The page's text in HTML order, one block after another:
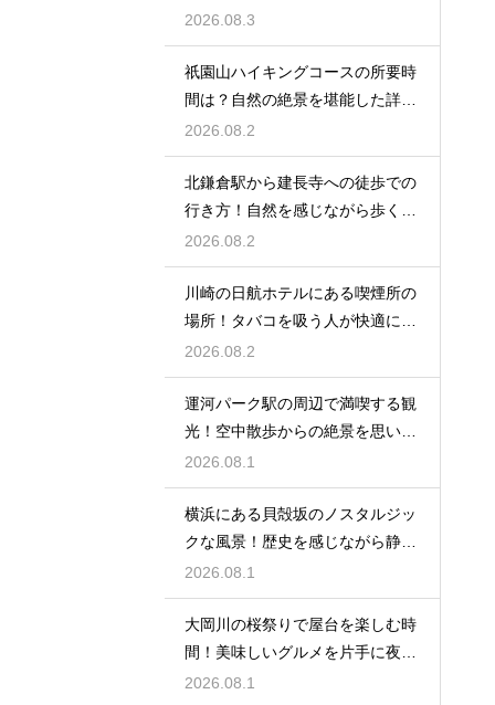
底レビュー
2026.08.3
祇園山ハイキングコースの所要時
間は？自然の絶景を堪能した詳細
レビュー
2026.08.2
北鎌倉駅から建長寺への徒歩での
行き方！自然を感じながら歩く癒
しの時間
2026.08.2
川崎の日航ホテルにある喫煙所の
場所！タバコを吸う人が快適に滞
在する秘訣
2026.08.2
運河パーク駅の周辺で満喫する観
光！空中散歩からの絶景を思い切
り楽しむ
2026.08.1
横浜にある貝殻坂のノスタルジッ
クな風景！歴史を感じながら静か
に散策する
2026.08.1
大岡川の桜祭りで屋台を楽しむ時
間！美味しいグルメを片手に夜桜
を満喫する
2026.08.1